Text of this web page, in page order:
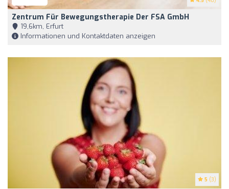
Zentrum Für Bewegungstherapie Der FSA GmbH
19,6km, Erfurt
Informationen und Kontaktdaten anzeigen
5 (3)